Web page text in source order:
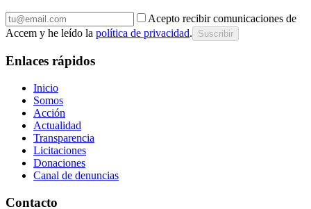
Acepto recibir comunicaciones de
Accem y he leído la política de privacidad. Suscribir
Enlaces rápidos
Inicio
Somos
Acción
Actualidad
Transparencia
Licitaciones
Donaciones
Canal de denuncias
Contacto